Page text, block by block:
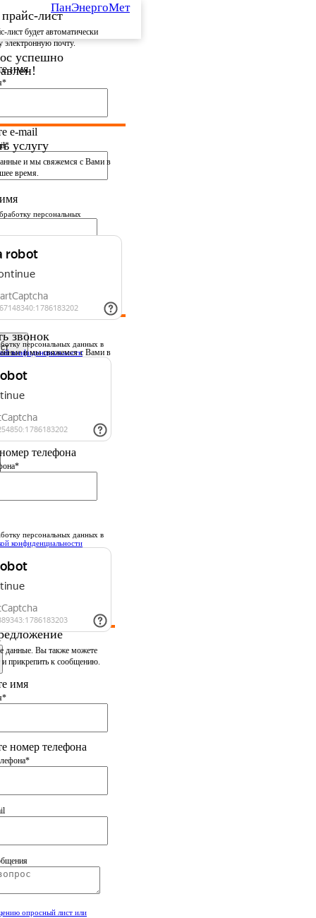
успешно
в ближайшее время.
лист
лист будет автоматически
электронную почту.
имя
e-mail
персональных
услугу
и мы свяжемся с Вами в
время.
телефона
персональных данных в
конфиденциальности
звонок
и мы свяжемся с Вами в
телефона
персональных данных в
конфиденциальности
данные. Вы также можете
прикрепить к сообщению.
имя
номер телефона
опросный лист или
ПанЭнергоМет